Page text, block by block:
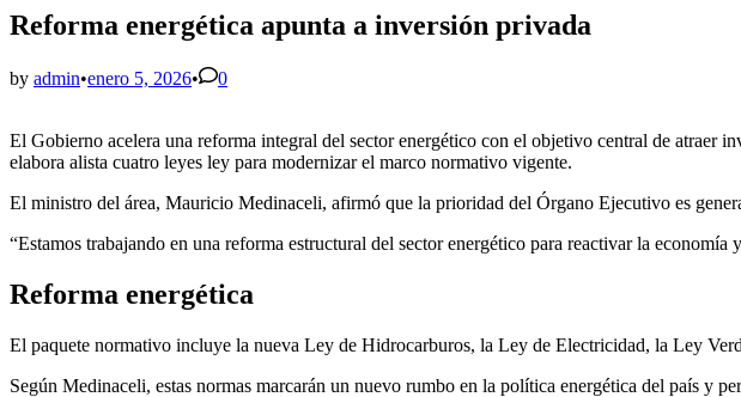
Reforma energética apunta a inversión privada
by admin•enero 5, 2026• 0
El Gobierno acelera una reforma integral del sector energético con el objetivo central de atraer
elabora alista cuatro leyes ley para modernizar el marco normativo vigente.
El ministro del área, Mauricio Medinaceli, afirmó que la prioridad del Órgano Ejecutivo es
“Estamos trabajando en una reforma estructural del sector energético para reactivar la
Reforma energética
El paquete normativo incluye la nueva Ley de Hidrocarburos, la Ley de Electricidad, la Ley
Según Medinaceli, estas normas marcarán un nuevo rumbo en la política energética del país y